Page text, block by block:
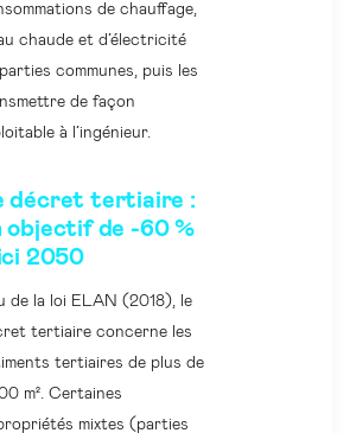
de chauffage,
chaude et d’électricité
communes, puis les
de façon
à l’ingénieur.
décret tertiaire :
objectif de -60 %
2050
de la loi ELAN (2018), le
tertiaire concerne les
tertiaires de plus de
m². Certaines
mixtes (parties